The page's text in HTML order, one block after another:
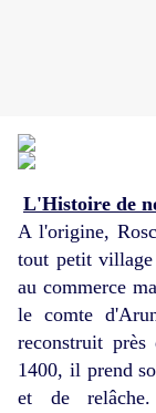
L'Histoire de
A l'origine,
tout petit
au commerce
le comte
reconstruit
1400, il prend
et de